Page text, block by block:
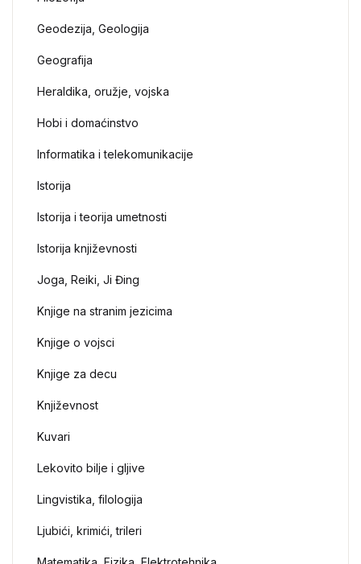
Geodezija, Geologija
Geografija
Heraldika, oružje, vojska
Hobi i domaćinstvo
Informatika i telekomunikacije
Istorija
Istorija i teorija umetnosti
Istorija književnosti
Joga, Reiki, Ji Đing
Knjige na stranim jezicima
Knjige o vojsci
Knjige za decu
Književnost
Kuvari
Lekovito bilje i gljive
Lingvistika, filologija
Ljubići, krimići, trileri